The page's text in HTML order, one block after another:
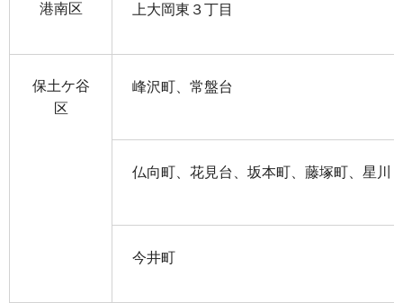
港南区 上大岡東３丁目
保土ケ谷
区
峰沢町、常盤台
仏向町、花見台、坂本町、藤塚町、星川
今井町